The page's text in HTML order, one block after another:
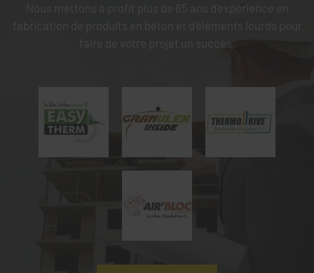
Nous mettons à profit plus de 65 ans d'expérience en
fabrication de produits en béton et d'éléments lourds pour
faire de votre projet un succès.